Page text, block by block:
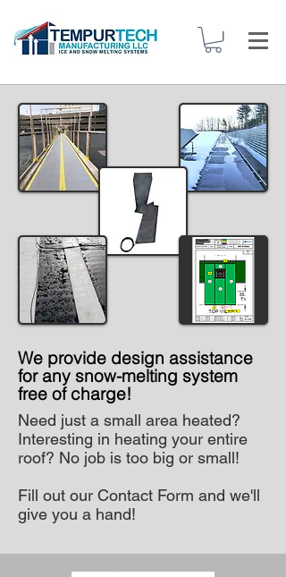
We provide design assistance
for any snow-melting system
free of charge!
Need just a small area heated?
Interesting in heating your entire
roof? No job is too big or small!
Fill out our Contact Form and we'll
give you a hand!